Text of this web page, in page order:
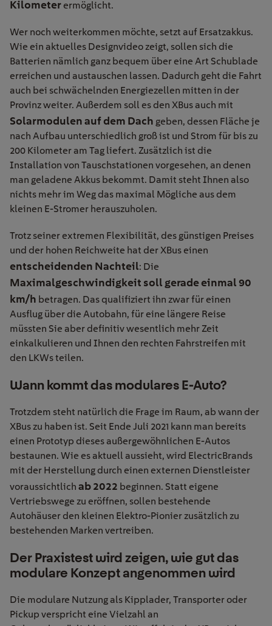
Kilometer ermöglicht.
Wer noch weiterkommen möchte, setzt auf Ersatzakkus.
Wie ein aktuelles Designvideo zeigt, sollen sich die
Batterien nämlich ganz bequem über eine Art Schublade
erreichen und austauschen lassen. Dadurch geht die Fahrt
auch bei schwächelnden Energiezellen mitten in der
Provinz weiter. Außerdem soll es den XBus auch mit
Solarmodulen auf dem Dach geben, dessen Fläche je
nach Aufbau unterschiedlich groß ist und Strom für bis zu
200 Kilometer am Tag liefert. Zusätzlich ist die
Installation von Tauschstationen vorgesehen, an denen
man geladene Akkus bekommt. Damit steht Ihnen also
nichts mehr im Weg das maximal Mögliche aus dem
kleinen E-Stromer herauszuholen.
Trotz seiner extremen Flexibilität, des günstigen Preises
und der hohen Reichweite hat der XBus einen
entscheidenden Nachteil: Die
Maximalgeschwindigkeit soll gerade einmal 90
km/h betragen. Das qualifiziert ihn zwar für einen
Ausflug über die Autobahn, für eine längere Reise
müssten Sie aber definitiv wesentlich mehr Zeit
einkalkulieren und Ihnen den rechten Fahrstreifen mit
den LKWs teilen.
Wann kommt das modulares E-Auto?
Trotzdem steht natürlich die Frage im Raum, ab wann der
XBus zu haben ist. Seit Ende Juli 2021 kann man bereits
einen Prototyp dieses außergewöhnlichen E-Autos
bestaunen. Wie es aktuell aussieht, wird ElectricBrands
mit der Herstellung durch einen externen Dienstleister
voraussichtlich ab 2022 beginnen. Statt eigene
Vertriebswege zu eröffnen, sollen bestehende
Autohäuser den kleinen Elektro-Pionier zusätzlich zu
bestehenden Marken vertreiben.
Der Praxistest wird zeigen, wie gut das
modulare Konzept angenommen wird
Die modulare Nutzung als Kipplader, Transporter oder
Pickup verspricht eine Vielzahl an